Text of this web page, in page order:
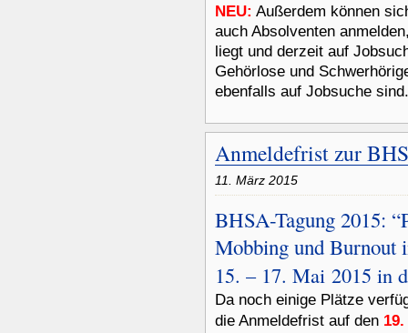
NEU: Außerdem können
auch Absolventen
liegt und derzeit auf
Gehörlose und
ebenfalls auf Jobsuche
Anmeldefrist zur
11. März 2015
BHSA-Tagung 2015:
Mobbing und Burnout
15. – 17. Mai 2015 in
Da noch einige Plätze
die Anmeldefrist auf den